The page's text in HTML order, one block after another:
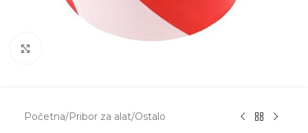
Početna/Pribor za alat/Ostalo